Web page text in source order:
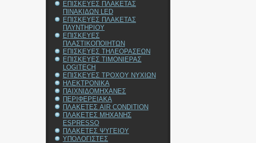
ΕΠΙΣΚΕΥΕΣ ΠΛΑΚΕΤΑΣ
ΠΙΝΑΚΙΔΩΝ LED
ΕΠΙΣΚΕΥΕΣ ΠΛΑΚΕΤΑΣ
ΠΛΥΝΤΗΡΙΟΥ
ΕΠΙΣΚΕΥΕΣ
ΠΛΑΣΤΙΚΟΠΟΙΗΤΩΝ
ΕΠΙΣΚΕΥΕΣ ΤΗΛΕΟΡΑΣΕΩΝ
ΕΠΙΣΚΕΥΕΣ ΤΙΜΟΝΙΕΡΑΣ
LOGITECH
ΕΠΙΣΚΕΥΕΣ ΤΡΟΧΟΥ ΝΥΧΙΩΝ
ΗΛΕΚΤΡΟΝΙΚΑ
ΠΑΙΧΝΙΔΟΜΗΧΑΝΕΣ
ΠΕΡΙΦΕΡΕΙΑΚΑ
ΠΛΑΚΕΤΕΣ AIR CONDITION
ΠΛΑΚΕΤΕΣ ΜΗΧΑΝΗΣ
ESPRESSO
ΠΛΑΚΕΤΕΣ ΨΥΓΕΙΟΥ
ΥΠΟΛΟΓΙΣΤΕΣ